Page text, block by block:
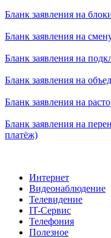
Бланк заявления на
Бланк заявления на
Бланк заявления на
Бланк заявления на
Бланк заявления на
Бланк заявления на
платёж)
Интернет
Видеонаблюдение
Телевидение
IT-Сервис
Телефония
Полезное